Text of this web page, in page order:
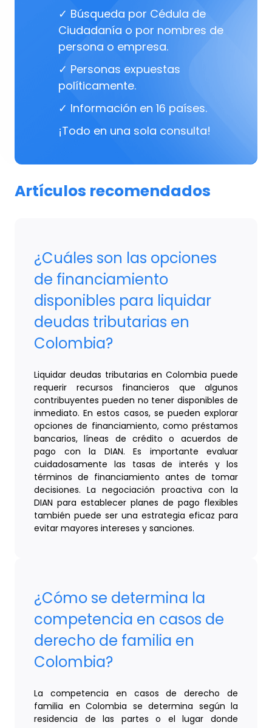
✓ Búsqueda por Cédula de
Ciudadanía o por nombres de
persona o empresa.
✓ Personas expuestas
políticamente.
✓ Información en 16 países.
¡Todo en una sola consulta!
Artículos recomendados
¿Cuáles son las opciones
de financiamiento
disponibles para liquidar
deudas tributarias en
Colombia?
Liquidar deudas tributarias en Colombia puede
requerir recursos financieros que algunos
contribuyentes pueden no tener disponibles de
inmediato. En estos casos, se pueden explorar
opciones de financiamiento, como préstamos
bancarios, líneas de crédito o acuerdos de
pago con la DIAN. Es importante evaluar
cuidadosamente las tasas de interés y los
términos de financiamiento antes de tomar
decisiones. La negociación proactiva con la
DIAN para establecer planes de pago flexibles
también puede ser una estrategia eficaz para
evitar mayores intereses y sanciones.
¿Cómo se determina la
competencia en casos de
derecho de familia en
Colombia?
La competencia en casos de derecho de
familia en Colombia se determina según la
residencia de las partes o el lugar donde